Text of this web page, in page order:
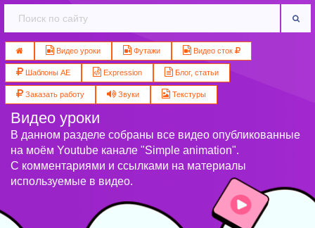
Видео уроки Футажи Видео сток
Шаблоны AE Expression Блог, статьи
Заказать работу Звуки Текстуры
Видео уроки
В данном разделе собраны все видео опубликованные
на моём Youtube канале "Simple animation".
С комментариями и ссылками на материалы
используемые в видео.